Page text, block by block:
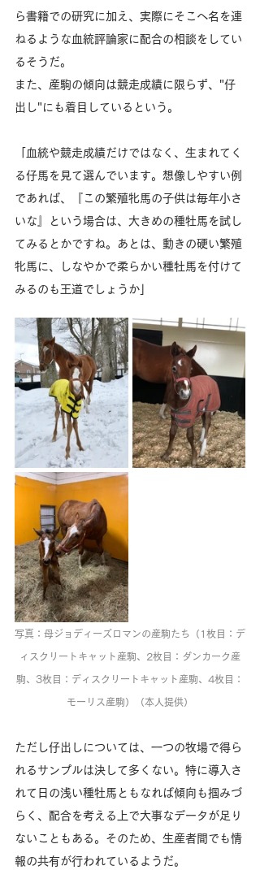
ら書籍での研究に加え、実際にそこへ名を連
ねるような血統評論家に配合の相談をしてい
るそうだ。
また、産駒の傾向は競走成績に限らず、"仔
出し"にも着目しているという。
「血統や競走成績だけではなく、生まれてく
る仔馬を見て選んでいます。想像しやすい例
であれば、『この繁殖牝馬の子供は毎年小さ
いな』という場合は、大きめの種牡馬を試し
てみるとかですね。あとは、動きの硬い繁殖
牝馬に、しなやかで柔らかい種牡馬を付けて
みるのも王道でしょうか」
写真：母ジョディーズロマンの産駒たち（1枚目：デ
ィスクリートキャット産駒、2枚目：ダンカーク産
駒、3枚目：ディスクリートキャット産駒、4枚目：
モーリス産駒）（本人提供）
ただし仔出しについては、一つの牧場で得ら
れるサンプルは決して多くない。特に導入さ
れて日の浅い種牡馬ともなれば傾向も掴みづ
らく、配合を考える上で大事なデータが足り
ないこともある。そのため、生産者間でも情
報の共有が行われているようだ。